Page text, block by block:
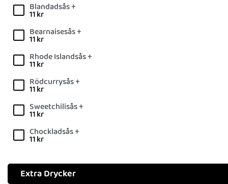
Blandadsås +
11kr
Bearnaisesås +
11kr
Rhode Islandsås +
11kr
Rödcurrysås +
11kr
Sweetchilisås +
11kr
Chockladsås +
11kr
Extra Drycker